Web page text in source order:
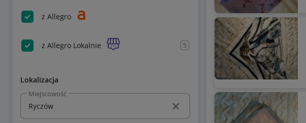
z Allegro
z Allegro Lokalnie 5
Lokalizacja
Miejscowość